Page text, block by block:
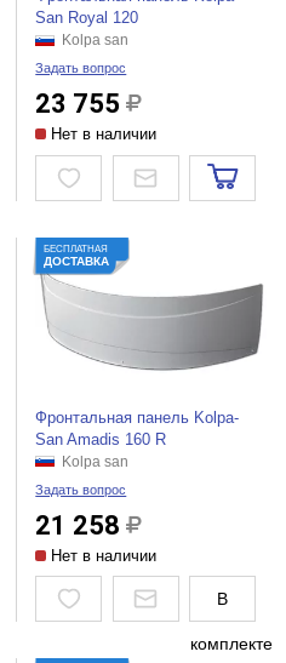
San Royal 120
Kolpa san
Задать вопрос
23 755
Нет в наличии
БЕСПЛАТНАЯ
ДОСТАВКА
Фронтальная панель Kolpa-
San Amadis 160 R
Kolpa san
Задать вопрос
21 258
Нет в наличии
В
комплекте